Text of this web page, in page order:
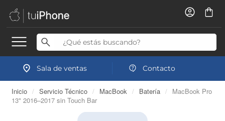
Sala de ventas Contacto
Inicio / Servicio Técnico / MacBook / Batería / MacBook Pro
13" 2016–2017 sin Touch Bar